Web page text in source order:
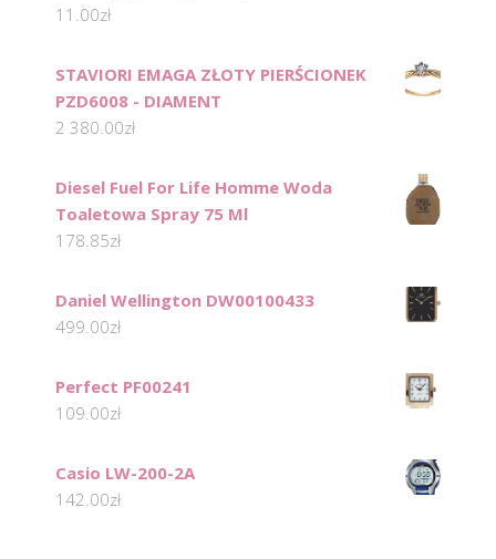
11.00zł
STAVIORI EMAGA ZŁOTY PIERŚCIONEK
PZD6008 - DIAMENT
2 380.00zł
Diesel Fuel For Life Homme Woda
Toaletowa Spray 75 Ml
178.85zł
Daniel Wellington DW00100433
499.00zł
Perfect PF00241
109.00zł
Casio LW-200-2A
142.00zł